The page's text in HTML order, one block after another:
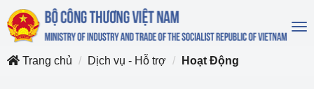
Trang chủ
Dịch vụ - Hỗ trợ Hoạt Động